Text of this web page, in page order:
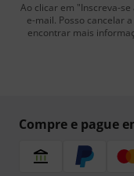
Ao clicar em "Inscreva-
e-mail. Posso cancelar
encontrar mais
Compre e pague